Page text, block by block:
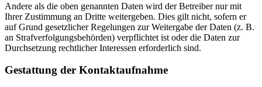
Andere als die oben genannten Daten wird der Betreiber nur mit
Ihrer Zustimmung an Dritte weitergeben. Dies gilt nicht, sofern er
auf Grund gesetzlicher Regelungen zur Weitergabe der Daten (z. B.
an Strafverfolgungsbehörden) verpflichtet ist oder die Daten zur
Durchsetzung rechtlicher Interessen erforderlich sind.
Gestattung der Kontaktaufnahme